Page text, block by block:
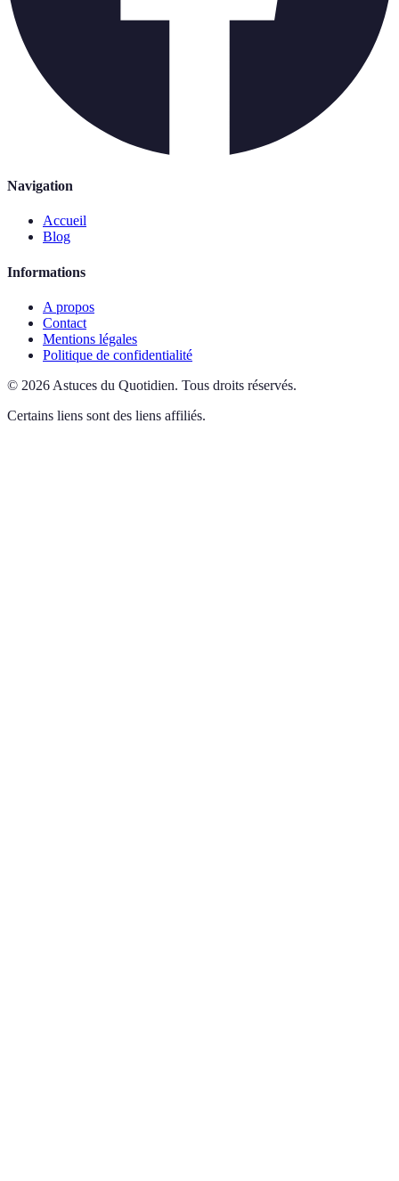
Navigation
Accueil
Blog
Informations
A propos
Contact
Mentions légales
Politique de confidentialité
© 2026 Astuces du Quotidien. Tous droits réservés.
Certains liens sont des liens affiliés.